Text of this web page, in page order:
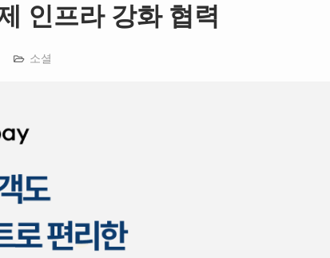
인프라 강화 협력
소셜